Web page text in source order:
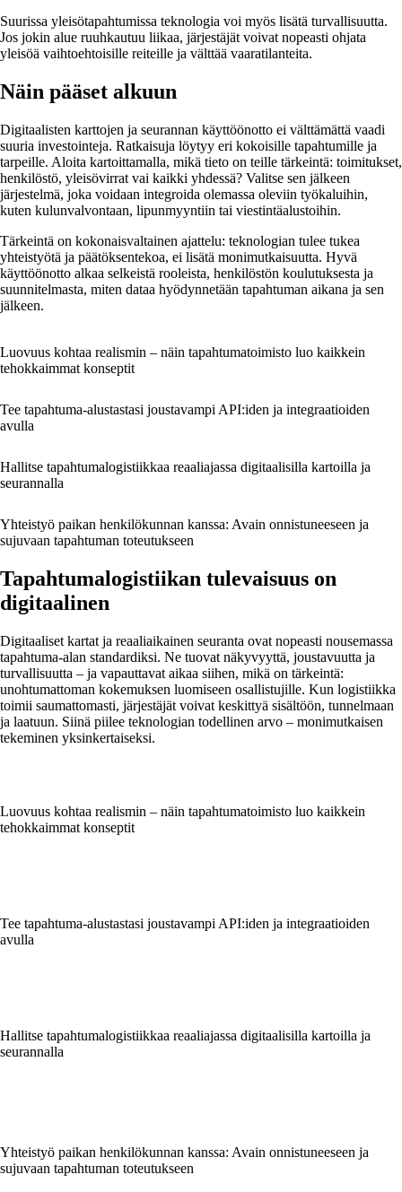
Suurissa yleisötapahtumissa teknologia voi myös lisätä turvallisuutta.
Jos jokin alue ruuhkautuu liikaa, järjestäjät voivat nopeasti ohjata
yleisöä vaihtoehtoisille reiteille ja välttää vaaratilanteita.
Näin pääset alkuun
Digitaalisten karttojen ja seurannan käyttöönotto ei välttämättä vaadi
suuria investointeja. Ratkaisuja löytyy eri kokoisille tapahtumille ja
tarpeille. Aloita kartoittamalla, mikä tieto on teille tärkeintä: toimitukset,
henkilöstö, yleisövirrat vai kaikki yhdessä? Valitse sen jälkeen
järjestelmä, joka voidaan integroida olemassa oleviin työkaluihin,
kuten kulunvalvontaan, lipunmyyntiin tai viestintäalustoihin.
Tärkeintä on kokonaisvaltainen ajattelu: teknologian tulee tukea
yhteistyötä ja päätöksentekoa, ei lisätä monimutkaisuutta. Hyvä
käyttöönotto alkaa selkeistä rooleista, henkilöstön koulutuksesta ja
suunnitelmasta, miten dataa hyödynnetään tapahtuman aikana ja sen
jälkeen.
Luovuus kohtaa realismin – näin tapahtumatoimisto luo kaikkein
tehokkaimmat konseptit
Tee tapahtuma-alustastasi joustavampi API:iden ja integraatioiden
avulla
Hallitse tapahtumalogistiikkaa reaaliajassa digitaalisilla kartoilla ja
seurannalla
Yhteistyö paikan henkilökunnan kanssa: Avain onnistuneeseen ja
sujuvaan tapahtuman toteutukseen
Tapahtumalogistiikan tulevaisuus on
digitaalinen
Digitaaliset kartat ja reaaliaikainen seuranta ovat nopeasti nousemassa
tapahtuma-alan standardiksi. Ne tuovat näkyvyyttä, joustavuutta ja
turvallisuutta – ja vapauttavat aikaa siihen, mikä on tärkeintä:
unohtumattoman kokemuksen luomiseen osallistujille. Kun logistiikka
toimii saumattomasti, järjestäjät voivat keskittyä sisältöön, tunnelmaan
ja laatuun. Siinä piilee teknologian todellinen arvo – monimutkaisen
tekeminen yksinkertaiseksi.
Luovuus kohtaa realismin – näin tapahtumatoimisto luo kaikkein
tehokkaimmat konseptit
Tee tapahtuma-alustastasi joustavampi API:iden ja integraatioiden
avulla
Hallitse tapahtumalogistiikkaa reaaliajassa digitaalisilla kartoilla ja
seurannalla
Yhteistyö paikan henkilökunnan kanssa: Avain onnistuneeseen ja
sujuvaan tapahtuman toteutukseen